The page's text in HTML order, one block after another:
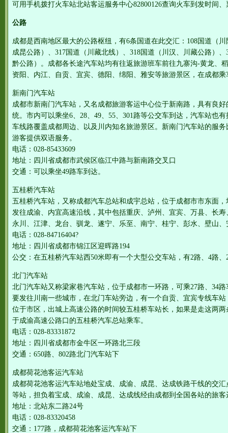
可用手机拨打火车站北站客运服务中心82800126查询火车到发时间
公路
成都是西南地区最大的公路枢纽，有6条国道在此交汇：108国道（
成昆公路）、317国道（川藏北线）、318国道（川汉、川藏公路）
黔公路）。成都各长途汽车站均有往返旅游班车前往九寨沟-黄龙、
资阳、内江、自贡、宜宾、德阳、绵阳、雅安等旅游景区，在成都
新南门汽车站
成都市新南门汽车站，又名成都旅游客运中心位于新南路，具有良
统。市内可以乘坐6、28、49、55、301路等公交车到达，汽车站也
车线路覆盖成都周边、以及川内知名旅游景区。新南门汽车站的服
游客提供双语服务。
电话：028-85433609
地址：四川省成都市武侯区临江中路与新南路交叉口
交通：可以乘坐49路车到达。
五桂桥汽车站
五桂桥汽车站，又称成都汽车总站和成宇总站，位于成都市市东面
发往成渝、内宜高速沿线，其中包括重庆、泸州、宜宾、万县、长
永川、江津、龙台、驯龙、遂宁、乐至、南宁、桂宁、彭水、壁山
电话：028-84716404?
地址：四川省成都市锦江区迎晖路194
公交：在五桂桥汽车站西50米即有一个大型公交车站，有2路、4路
北门汽车站
北门汽车站又称梁家巷汽车站，位于成都市一环路，可乘27路、34
要发往川南一些城市，在北门车站旁边，有一个自贡、宜宾专线车
位于市区，出城上高速公路的时间较五桂桥车站长，如果是走这两
于成渝高速公路口的五桂桥汽车总站乘车。
电话：028-83331872
地址：四川省成都市金牛区一环路北三段
交通：650路、802路北门汽车站下
成都荷花池客运汽车站
成都荷花池客运汽车站地处宝成、成渝、成昆、达成铁路干线的交
等站，担负着宝成、成渝、成昆、达成线经由成都到全国各站的旅客
地址：北站东二路24号
电话：028-83320458
交通：177路，成都荷花池客运汽车站下